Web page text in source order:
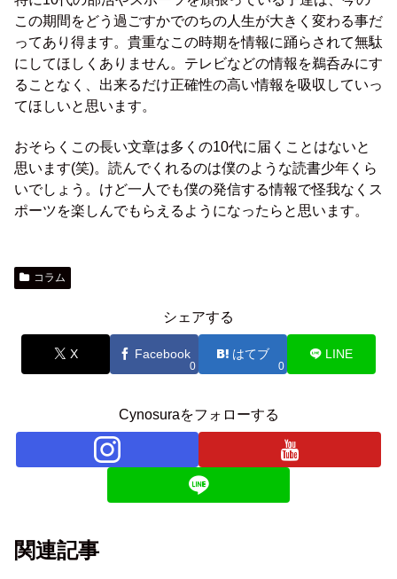
この期間をどう過ごすかでのちの人生が大きく変わる事だ
ってあり得ます。貴重なこの時期を情報に踊らされて無駄
にしてほしくありません。テレビなどの情報を鵜呑みにす
ることなく、出来るだけ正確性の高い情報を吸収していっ
てほしいと思います。
おそらくこの長い文章は多くの10代に届くことはないと
思います(笑)。読んでくれるのは僕のような読書少年くら
いでしょう。けど一人でも僕の発信する情報で怪我なくス
ポーツを楽しんでもらえるようになったらと思います。
コラム
シェアする
X Facebook
0
はてブ
0
LINE
Cynosuraをフォローする
関連記事